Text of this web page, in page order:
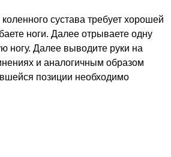
сустава требует хорошей
ноги. Далее отрываете одну
ногу. Далее выводите руки на
и аналогичным образом
позиции необходимо